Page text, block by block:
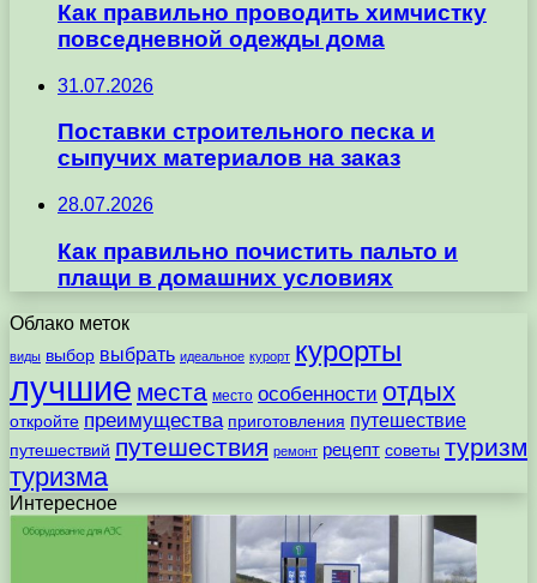
Как правильно проводить химчистку
повседневной одежды дома
31.07.2026
Поставки строительного песка и
сыпучих материалов на заказ
28.07.2026
Как правильно почистить пальто и
плащи в домашних условиях
Облако меток
виды выбор выбрать идеальное курорт курорты
лучшие места место особенности отдых
откройте преимущества приготовления путешествие
путешествий путешествия ремонт рецепт советы туризм
туризма
Интересное